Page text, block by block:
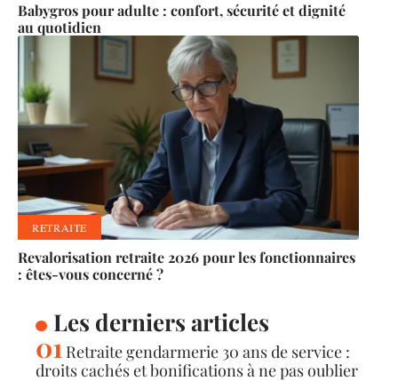
Babygros pour adulte : confort, sécurité et dignité
au quotidien
RETRAITE
Revalorisation retraite 2026 pour les fonctionnaires
: êtes-vous concerné ?
Les derniers articles
Retraite gendarmerie 30 ans de service :
droits cachés et bonifications à ne pas oublier